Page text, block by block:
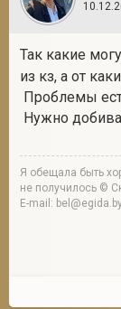
Так какие
из кз, а от
Проблемы
Нужно
Я обещала быть
не получилось ©
E-mail: